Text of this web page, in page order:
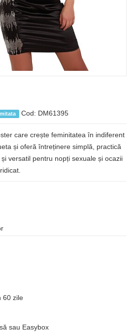
Cod: DM61395
care crește feminitatea în indiferent
și oferă întreținere simplă, practică
versatil pentru nopți sexuale și ocazii
60 zile
sau Easybox